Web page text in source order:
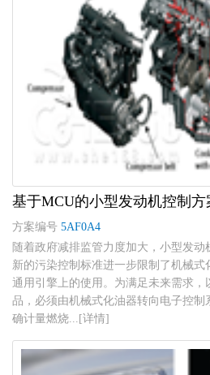
基于MCU的小型发动机控制方
方案编号 5AF0A4
随着政府减排监管力度加大，小型发动
新的污染控制标准进一步限制了机械式
通用引擎上的使用。为满足未来需求，
品，必须由机械式化油器转向电子控
确计量燃烧...[详情]